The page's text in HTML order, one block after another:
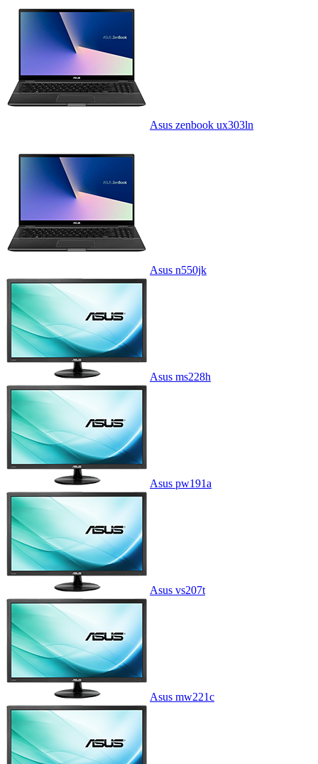
Asus zenbook ux303ln
Asus n550jk
Asus ms228h
Asus pw191a
Asus vs207t
Asus mw221c